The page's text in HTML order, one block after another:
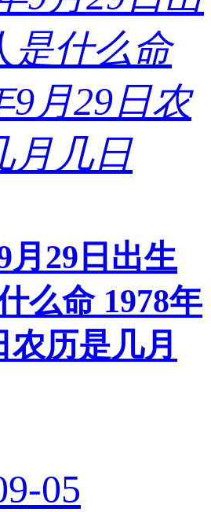
月29日出生
么命 1978年
农历是几月
05